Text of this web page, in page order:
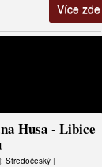
Více zde
Husa - Libice
Středočeský |